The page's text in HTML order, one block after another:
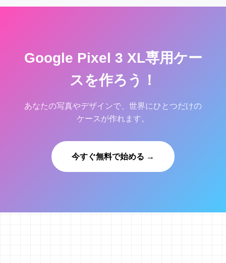
Google Pixel 3 XL専用ケー
スを作ろう！
あなたの写真やデザインで、世界にひとつだけの
ケースが作れます。
今すぐ無料で始める →